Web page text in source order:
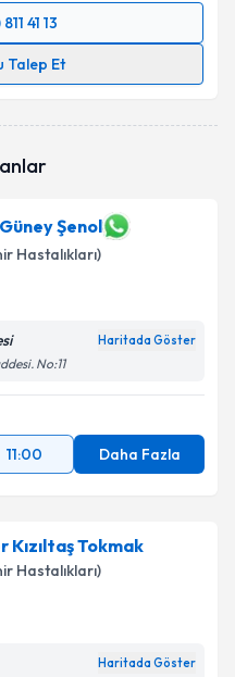
41 13
Talep Et
randevu almanız için bir
ediyorum.
Şenol
Hastalıkları)
Haritada Göster
No:11
11:00 Daha Fazla
Kızıltaş Tokmak
Hastalıkları)
Haritada Göster